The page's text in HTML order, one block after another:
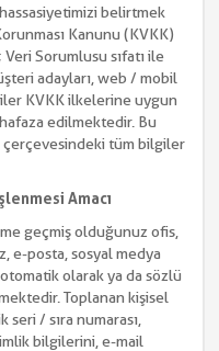
belirtmek
Kanunu (KVKK)
Sorumlusu sıfatı ile
adayları, web / mobil
KVKK ilkelerine uygun
edilmektedir. Bu
çerçevesindeki tüm bilgiler
Amacı
geçmiş olduğunuz ofis,
e-posta, sosyal medya
olarak ya da sözlü
Toplanan kişisel
/ sıra numarası,
bilgilerini, e-mail